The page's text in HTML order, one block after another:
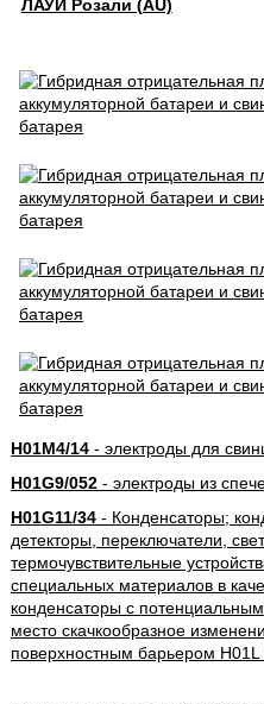
ЛАУИ Розали (AU)
H01M4/14- электроды для
H01G9/052- электроды из
H01G11/34- Конденсаторы;
детекторы, переключатели,
термочувствительные
специальных материалов в
конденсаторы с
место скачкообразное
поверхностным барьером H01L